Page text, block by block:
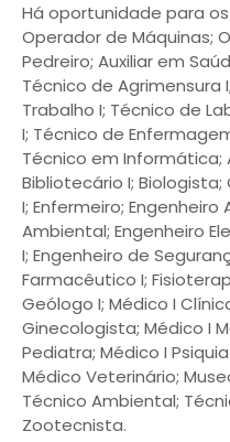
Há oportunidade para
Operador de Máquinas;
Pedreiro; Auxiliar em
Técnico de Agrimensura
Trabalho I; Técnico de
I; Técnico de
Técnico em Informática;
Bibliotecário I;
I; Enfermeiro; Engenheiro
Ambiental; Engenheiro
I; Engenheiro de
Farmacêutico I;
Geólogo I; Médico I
Ginecologista; Médico I
Pediatra; Médico I
Médico Veterinário;
Técnico Ambiental;
Zootecnista.